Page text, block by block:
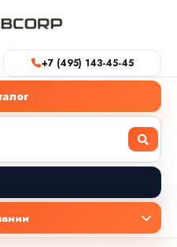
+7 (495) 143-45-45